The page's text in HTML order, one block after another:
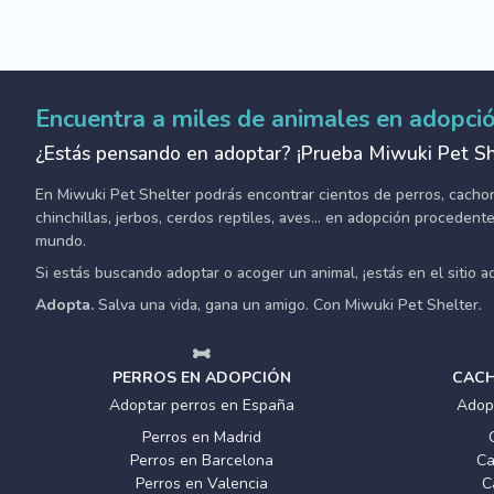
Encuentra a miles de animales en
¿Estás pensando en adoptar? ¡Prueba Miwuki Pet
En Miwuki Pet Shelter podrás encontrar cientos de perros,
chinchillas, jerbos, cerdos reptiles, aves... en adopción
mundo.
Si estás buscando adoptar o acoger un animal, ¡estás en el sitio
Adopta. Salva una vida, gana un amigo. Con Miwuki Pet Shelter.
PERROS EN ADOPCIÓN
Adoptar perros en España
Perros en Madrid
Perros en Barcelona
Perros en Valencia